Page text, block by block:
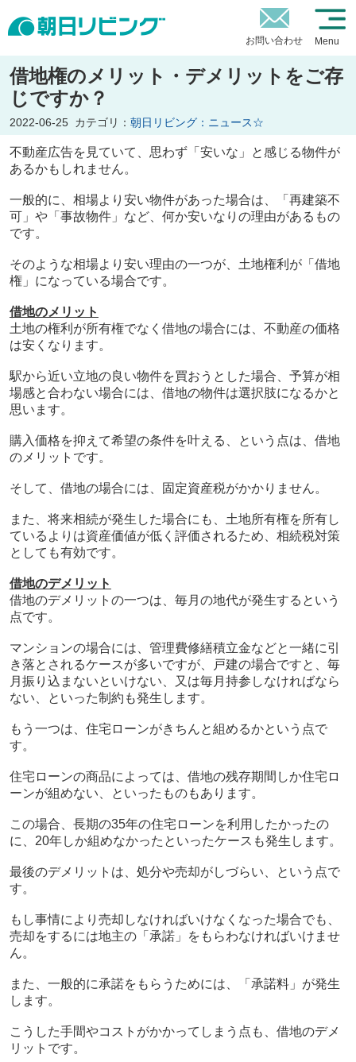
お問い合わせ Menu
借地権のメリット・デメリットをご存
じですか？
2022-06-25 カテゴリ： 朝日リビング：ニュース☆
不動産広告を見ていて、思わず「安いな」と感じる物件が
あるかもしれません。
一般的に、相場より安い物件があった場合は、「再建築不
可」や「事故物件」など、何か安いなりの理由があるもの
です。
そのような相場より安い理由の一つが、土地権利が「借地
権」になっている場合です。
借地のメリット
土地の権利が所有権でなく借地の場合には、不動産の価格
は安くなります。
駅から近い立地の良い物件を買おうとした場合、予算が相
場感と合わない場合には、借地の物件は選択肢になるかと
思います。
購入価格を抑えて希望の条件を叶える、という点は、借地
のメリットです。
そして、借地の場合には、固定資産税がかかりません。
また、将来相続が発生した場合にも、土地所有権を所有し
ているよりは資産価値が低く評価されるため、相続税対策
としても有効です。
借地のデメリット
借地のデメリットの一つは、毎月の地代が発生するという
点です。
マンションの場合には、管理費修繕積立金などと一緒に引
き落とされるケースが多いですが、戸建の場合ですと、毎
月振り込まないといけない、又は毎月持参しなければなら
ない、といった制約も発生します。
もう一つは、住宅ローンがきちんと組めるかという点で
す。
住宅ローンの商品によっては、借地の残存期間しか住宅ロ
ーンが組めない、といったものもあります。
この場合、長期の35年の住宅ローンを利用したかったの
に、20年しか組めなかったといったケースも発生します。
最後のデメリットは、処分や売却がしづらい、という点で
す。
もし事情により売却しなければいけなくなった場合でも、
売却をするには地主の「承諾」をもらわなければいけませ
ん。
また、一般的に承諾をもらうためには、「承諾料」が発生
します。
こうした手間やコストがかかってしまう点も、借地のデメ
リットです。